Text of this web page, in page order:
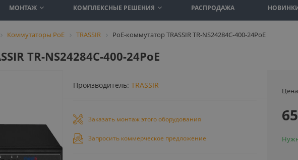
МОНТАЖ КОМПЛЕКСНЫЕ РЕШЕНИЯ РАСПРОДАЖА
Коммутаторы PoE TRASSIR PoE-коммутатор TRASSIR TR-NS24284C-400-24PoE
TR-NS24284C-400-24PoE
Производитель: TRASSIR
Заказать монтаж этого оборудования
Запросить коммерческое предложение